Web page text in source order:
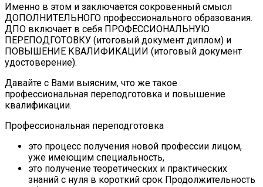
Именно в этом и заключается сокровенный смысл
ДОПОЛНИТЕЛЬНОГО профессионального образования.
ДПО включает в себя ПРОФЕССИОНАЛЬНУЮ
ПЕРЕПОДГОТОВКУ (итоговый документ диплом) и
ПОВЫШЕНИЕ КВАЛИФИКАЦИИ (итоговый документ
удостоверение).
Давайте с Вами выясним, что же такое
профессиональная переподготовка и повышение
квалификации.
Профессиональная переподготовка
это процесс получения новой профессии лицом,
уже имеющим специальность,
это получение теоретических и практических
знаний с нуля в короткий срок Продолжительность